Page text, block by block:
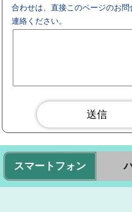
合わせは、直接このページのお
連絡ください。
スマートフォン